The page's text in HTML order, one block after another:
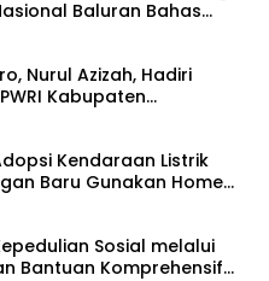
Baluran Bahas
Nurul Azizah, Hadiri
Kabupaten
Kendaraan Listrik
Baru Gunakan Home
Sosial melalui
Bantuan Komprehensif